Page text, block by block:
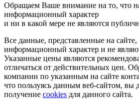
Обращаем Ваше внимание на то, что
информационный характер
и ни в какой мере не являются
Все данные, представленные на сайте,
информационный характер и не
Указанные цены являются
отличаться от действительных цен.
компании по указанным на сайте
что пользуясь данным веб-сайтом, вы
получение cookies для данного сайта.